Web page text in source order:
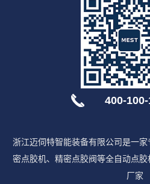
400-
浙江迈伺特智能装备有限公司是一
密点胶机、精密点胶阀等全自动点
厂家